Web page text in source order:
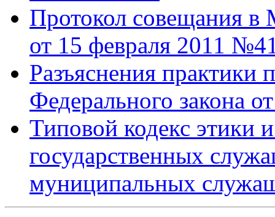
Протокол совещания в
от 15 февраля 2011
Разъяснения практики
Федерального закона
Типовой кодекс этики
государственных
муниципальных